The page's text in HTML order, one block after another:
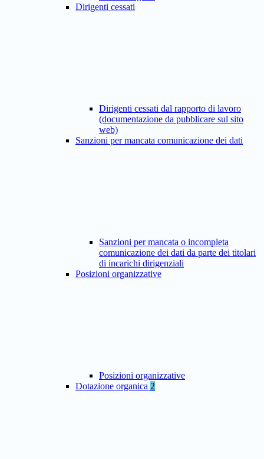
Dirigenti cessati
Dirigenti cessati dal rapporto di lavoro
(documentazione da pubblicare sul sito
web)
Sanzioni per mancata comunicazione dei dati
Sanzioni per mancata o incompleta
comunicazione dei dati da parte dei titolari
di incarichi dirigenziali
Posizioni organizzative
Posizioni organizzative
Dotazione organica 2